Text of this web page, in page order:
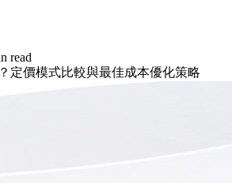
read
定價模式比較與最佳成本優化策略